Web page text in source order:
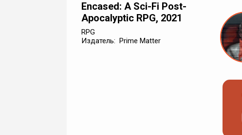
Encased: A Sci-Fi Post-
Apocalyptic RPG, 2021
RPG
Издатель: Prime Matter